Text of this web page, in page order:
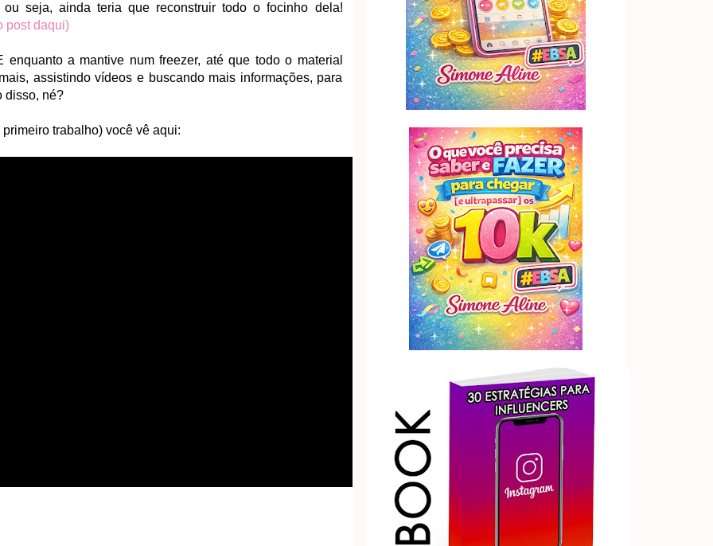
seja, ainda teria que reconstruir todo o focinho dela!
post daqui)
a mantive num freezer, até que todo o material
assistindo vídeos e buscando mais informações, para
disso, né?
trabalho) você vê aqui: